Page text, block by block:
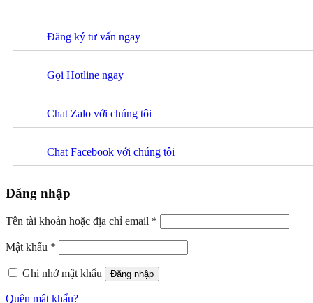
Đăng ký tư vấn ngay
Gọi Hotline ngay
Chat Zalo với chúng tôi
Chat Facebook với chúng tôi
Đăng nhập
Tên tài khoản hoặc địa chỉ email *
Mật khẩu *
Ghi nhớ mật khẩu Đăng nhập
Quên mật khẩu?